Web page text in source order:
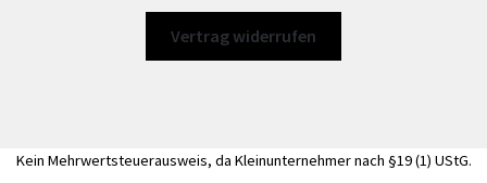
Vertrag widerrufen
Kein Mehrwertsteuerausweis, da Kleinunternehmer nach §19 (1) UStG.